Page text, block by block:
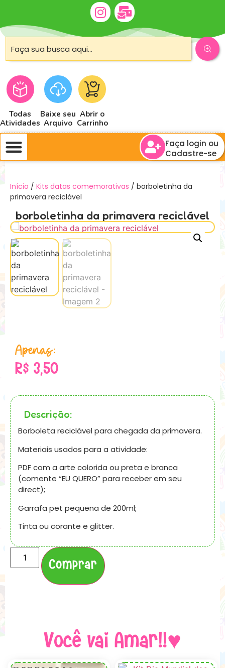
Todas
Atividades
Baixe seu
Arquivo
Abrir o
Carrinho
Faça login ou
Cadastre-se
Início / Kits datas comemorativas / borboletinha da
primavera reciclável
borboletinha da primavera reciclável
Apenas:
R$ 3,50
Descrição:
Borboleta reciclável para chegada da primavera.
Materiais usados para a atividade:
PDF com a arte colorida ou preta e branca
(comente “EU QUERO” para receber em seu
direct);
Garrafa pet pequena de 200ml;
Tinta ou corante e glitter.
Comprar
Você vai Amar!!♥